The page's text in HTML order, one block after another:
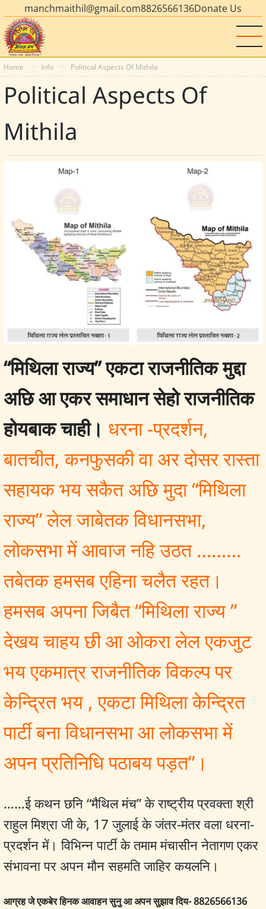
manchmaithil@gmail.com8826566136Donate Us
Home Info Political Aspects Of Mithila
Political Aspects Of
Mithila
“मिथिला राज्य” एकटा राजनीतिक मुद्दा
अछि आ एकर समाधान सेहो राजनीतिक
होयबाक चाही। धरना -प्रदर्शन,
बातचीत, कनफुसकी वा अर दोसर रास्ता
सहायक भय सकैत अछि मुदा “मिथिला
राज्य” लेल जाबेतक विधानसभा,
लोकसभा में आवाज नहि उठत ………
तबेतक हमसब एहिना चलैत रहत।
हमसब अपना जिबैत “मिथिला राज्य ”
देखय चाहय छी आ ओकरा लेल एकजुट
भय एकमात्र राजनीतिक विकल्प पर
केन्द्रित भय , एकटा मिथिला केन्द्रित
पार्टी बना विधानसभा आ लोकसभा में
अपन प्रतिनिधि पठाबय पड़त”।
……ई कथन छनि “मैथिल मंच” के राष्ट्रीय प्रवक्ता श्री
राहुल मिश्रा जी के, 17 जुलाई के जंतर-मंतर वला धरना-
प्रदर्शन में। विभिन्न पार्टी के तमाम मंचासीन नेतागण एकर
संभावना पर अपन मौन सहमति जाहिर कयलनि।
आग्रह जे एकबेर हिनक आवाहन सुनु आ अपन सुझाव दिय- 8826566136